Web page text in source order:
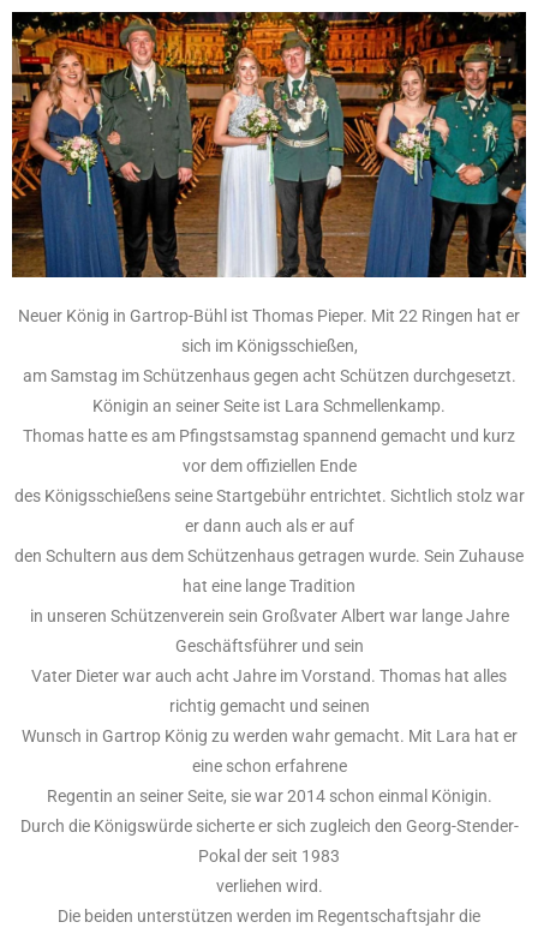
Neuer König in Gartrop-Bühl ist Thomas Pieper. Mit 22 Ringen hat er
sich im Königsschießen,
am Samstag im Schützenhaus gegen acht Schützen durchgesetzt.
Königin an seiner Seite ist Lara Schmellenkamp.
Thomas hatte es am Pfingstsamstag spannend gemacht und kurz
vor dem offiziellen Ende
des Königsschießens seine Startgebühr entrichtet. Sichtlich stolz war
er dann auch als er auf
den Schultern aus dem Schützenhaus getragen wurde. Sein Zuhause
hat eine lange Tradition
in unseren Schützenverein sein Großvater Albert war lange Jahre
Geschäftsführer und sein
Vater Dieter war auch acht Jahre im Vorstand. Thomas hat alles
richtig gemacht und seinen
Wunsch in Gartrop König zu werden wahr gemacht. Mit Lara hat er
eine schon erfahrene
Regentin an seiner Seite, sie war 2014 schon einmal Königin.
Durch die Königswürde sicherte er sich zugleich den Georg-Stender-
Pokal der seit 1983
verliehen wird.
Die beiden unterstützen werden im Regentschaftsjahr die